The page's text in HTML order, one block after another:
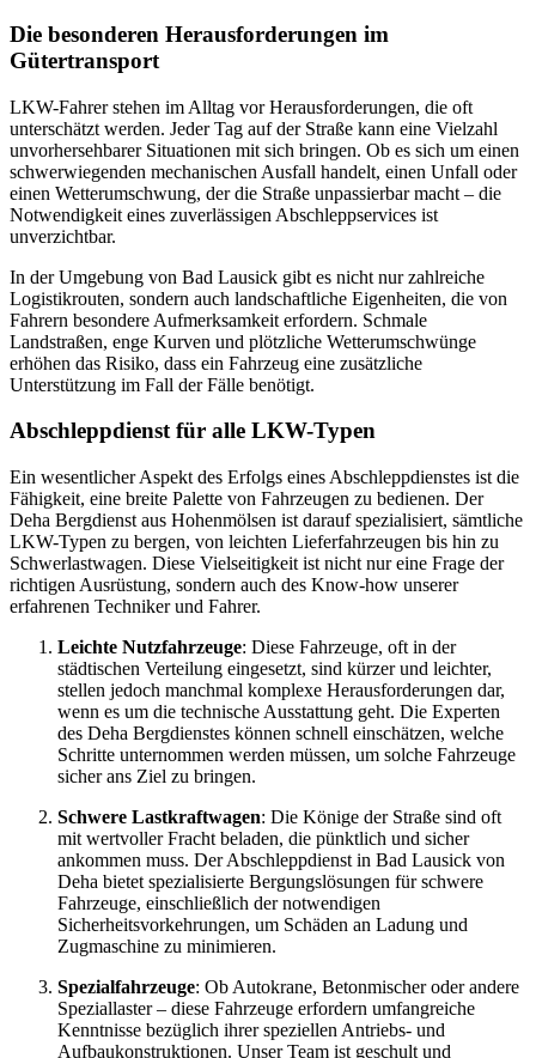
Die besonderen Herausforderungen im
Gütertransport
LKW-Fahrer stehen im Alltag vor Herausforderungen, die oft
unterschätzt werden. Jeder Tag auf der Straße kann eine Vielzahl
unvorhersehbarer Situationen mit sich bringen. Ob es sich um einen
schwerwiegenden mechanischen Ausfall handelt, einen Unfall oder
einen Wetterumschwung, der die Straße unpassierbar macht – die
Notwendigkeit eines zuverlässigen Abschleppservices ist
unverzichtbar.
In der Umgebung von Bad Lausick gibt es nicht nur zahlreiche
Logistikrouten, sondern auch landschaftliche Eigenheiten, die von
Fahrern besondere Aufmerksamkeit erfordern. Schmale
Landstraßen, enge Kurven und plötzliche Wetterumschwünge
erhöhen das Risiko, dass ein Fahrzeug eine zusätzliche
Unterstützung im Fall der Fälle benötigt.
Abschleppdienst für alle LKW-Typen
Ein wesentlicher Aspekt des Erfolgs eines Abschleppdienstes ist die
Fähigkeit, eine breite Palette von Fahrzeugen zu bedienen. Der
Deha Bergdienst aus Hohenmölsen ist darauf spezialisiert, sämtliche
LKW-Typen zu bergen, von leichten Lieferfahrzeugen bis hin zu
Schwerlastwagen. Diese Vielseitigkeit ist nicht nur eine Frage der
richtigen Ausrüstung, sondern auch des Know-how unserer
erfahrenen Techniker und Fahrer.
Leichte Nutzfahrzeuge: Diese Fahrzeuge, oft in der
städtischen Verteilung eingesetzt, sind kürzer und leichter,
stellen jedoch manchmal komplexe Herausforderungen dar,
wenn es um die technische Ausstattung geht. Die Experten
des Deha Bergdienstes können schnell einschätzen, welche
Schritte unternommen werden müssen, um solche Fahrzeuge
sicher ans Ziel zu bringen.
Schwere Lastkraftwagen: Die Könige der Straße sind oft
mit wertvoller Fracht beladen, die pünktlich und sicher
ankommen muss. Der Abschleppdienst in Bad Lausick von
Deha bietet spezialisierte Bergungslösungen für schwere
Fahrzeuge, einschließlich der notwendigen
Sicherheitsvorkehrungen, um Schäden an Ladung und
Zugmaschine zu minimieren.
Spezialfahrzeuge: Ob Autokrane, Betonmischer oder andere
Speziallaster – diese Fahrzeuge erfordern umfangreiche
Kenntnisse bezüglich ihrer speziellen Antriebs- und
Aufbaukonstruktionen. Unser Team ist geschult und